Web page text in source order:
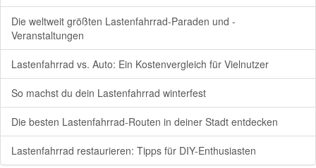
Die weltweit größten Lastenfahrrad-Paraden und -
Veranstaltungen
Lastenfahrrad vs. Auto: Ein Kostenvergleich für Vielnutzer
So machst du dein Lastenfahrrad winterfest
Die besten Lastenfahrrad-Routen in deiner Stadt entdecken
Lastenfahrrad restaurieren: Tipps für DIY-Enthusiasten